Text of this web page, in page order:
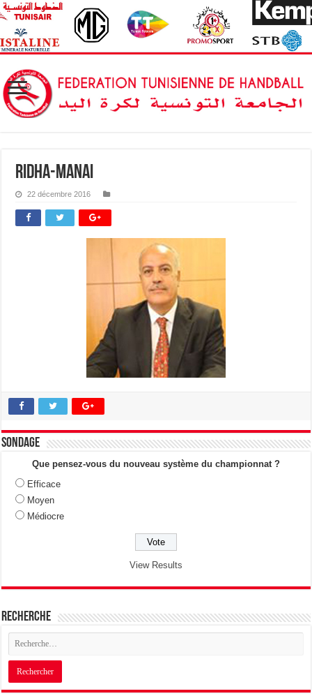
ridha-manai
22 décembre 2016
Sondage
Que pensez-vous du nouveau système du championnat ?
Efficace
Moyen
Médiocre
View Results
Recherche